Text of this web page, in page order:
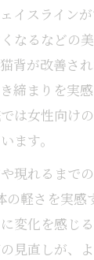
イスライン
なるなどの
背が改善さ
締まりを実
は女性向け
ます。
現れるまで
の軽さを実感
変化を感じ
見直しが、